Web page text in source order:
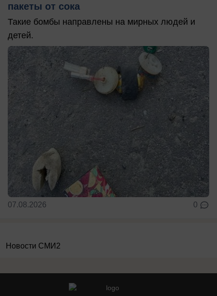
пакеты от сока
Такие бомбы направлены на мирных людей и
детей.
07.08.2026 0
Новости СМИ2